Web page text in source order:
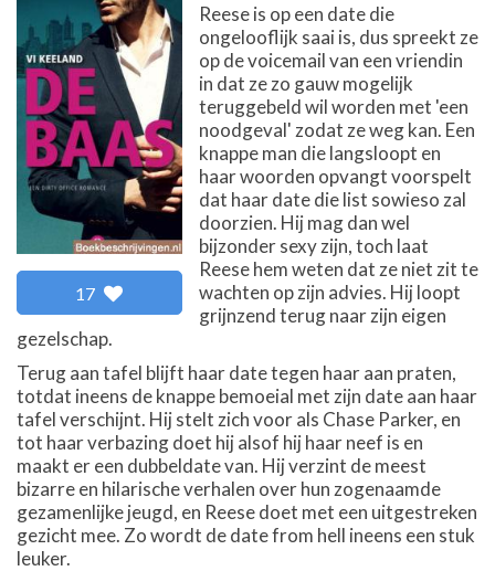
17
Reese is op een date die
ongelooflijk saai is, dus spreekt ze
op de voicemail van een vriendin
in dat ze zo gauw mogelijk
teruggebeld wil worden met 'een
noodgeval' zodat ze weg kan. Een
knappe man die langsloopt en
haar woorden opvangt voorspelt
dat haar date die list sowieso zal
doorzien. Hij mag dan wel
bijzonder sexy zijn, toch laat
Reese hem weten dat ze niet zit te
wachten op zijn advies. Hij loopt
grijnzend terug naar zijn eigen
gezelschap.
Terug aan tafel blijft haar date tegen haar aan praten,
totdat ineens de knappe bemoeial met zijn date aan haar
tafel verschijnt. Hij stelt zich voor als Chase Parker, en
tot haar verbazing doet hij alsof hij haar neef is en
maakt er een dubbeldate van. Hij verzint de meest
bizarre en hilarische verhalen over hun zogenaamde
gezamenlijke jeugd, en Reese doet met een uitgestreken
gezicht mee. Zo wordt de date from hell ineens een stuk
leuker.